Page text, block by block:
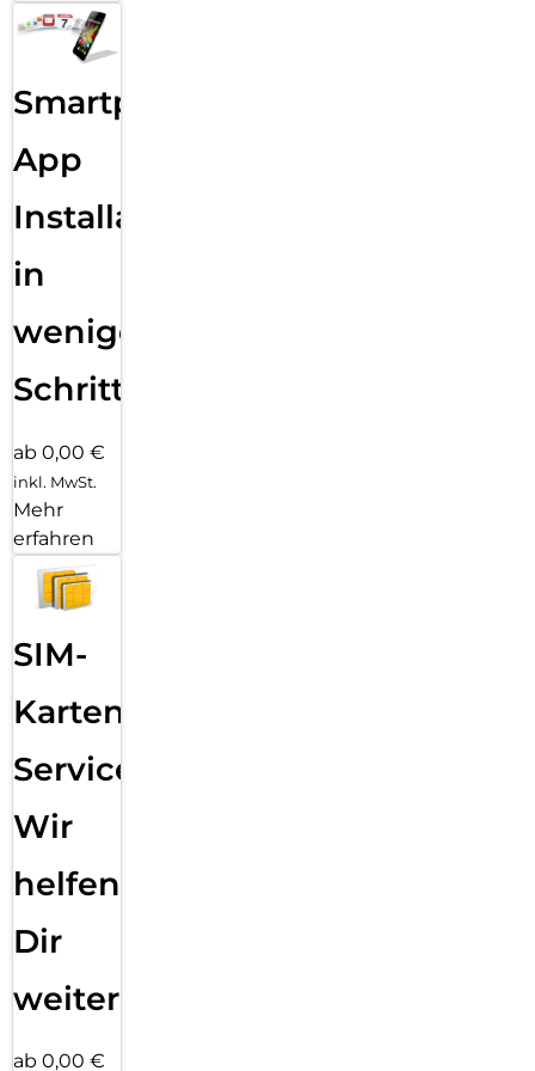
Smartphone
App
Installation
in
wenigen
Schritten
ab 0,00 €
inkl. MwSt.
Mehr
erfahren
SIM-
Karten
Service:
Wir
helfen
Dir
weiter
ab 0,00 €